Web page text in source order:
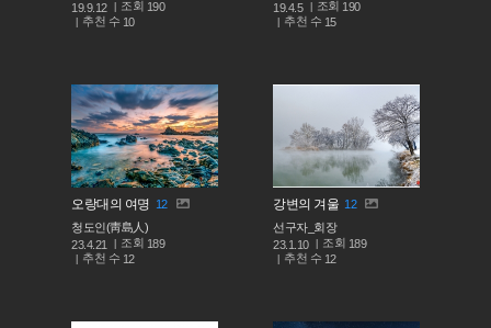
19.9.12
조회 190
추천 수 10
19.4.5
조회 190
추천 수 15
오랑대의 여명 12
청도인(靑島人)
23.4.21
조회 189
추천 수 12
강변의 겨울 12
선구자_회장
23.1.10
조회 189
추천 수 12